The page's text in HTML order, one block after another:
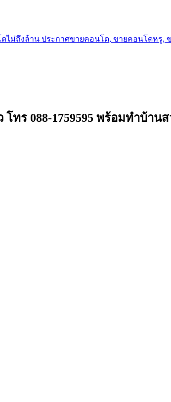
ไม่ถึงล้าน ประกาศขายคอนโด, ขายคอนโดหรู,
ทร 088-1759595 พร้อมทำบ้าน